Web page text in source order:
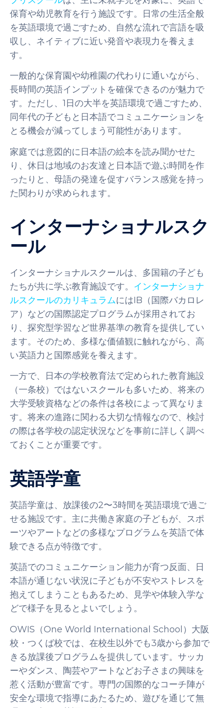
保育や幼児教育を行う施設です。日常の生活全般
を英語環境で過ごすため、自然な流れで言語を吸
収し、ネイティブに近い発音や表現力を養えま
す。
一般的な保育園や幼稚園の代わりに通いながら、
長時間の英語インプットを確保できるのが魅力で
す。ただし、1日の大半を英語環境で過ごすため、
同年代の子どもと日本語でコミュニケーションを
とる機会が減ってしまう可能性があります。
家庭では意図的に日本語の絵本を読み聞かせた
り、休日は地域のお友達と日本語で遊ぶ時間を作
ったりと、母語の発達を促すバランス感覚を持っ
た関わりが求められます。
インターナショナルスク
ール
インターナショナルスクールは、多国籍の子ども
たちが共に学ぶ教育施設です。 インターナショナ
ルスクールのカリキュラムにはIB（国際バカロレ
ア）などの国際認定プログラムが採用されてお
り、探究型学習など世界基準の教育を提供してい
ます。そのため、多様な価値観に触れながら、高
い英語力と国際感覚を養えます。
一方で、日本の学校教育法で定められた教育施設
（一条校）ではないスクールも多いため、将来の
大学受験資格などの条件は各校によって異なりま
す。将来の進路に関わる大切な情報なので、検討
の際は各学校の認定状況などを事前に詳しく調べ
ておくことが重要です。
英語学童
英語学童は、放課後の2〜3時間を英語環境で過ご
せる施設です。主に共働き家庭の子どもが、スポ
ーツやアートなどの多様なプログラムを英語で体
験できる点が特徴です。
英語でのコミュニケーション能力が育つ反面、日
本語が通じない状況に子どもが不安やストレスを
抱えてしまうこともあるため、見学や体験入学な
どで様子を見るとよいでしょう。
OWIS（One World International School）大阪
校・つくば校では、在校生以外でも3歳から参加で
きる放課後プログラムを提供しています。サッカ
ーやダンス、陶芸やアートなどお子さまの興味を
惹く活動が豊富です。専門の国際的なコーチ陣が
安全な環境で指導にあたるため、遊びを通じて無